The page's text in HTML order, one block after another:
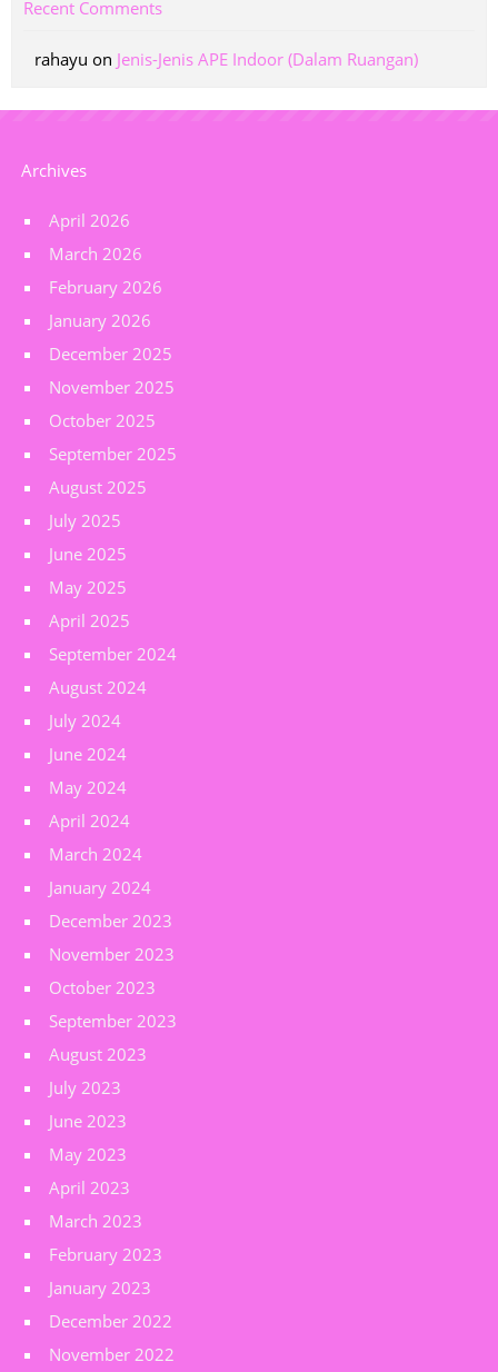
Recent Comments
rahayu on Jenis-Jenis APE Indoor (Dalam Ruangan)
Archives
April 2026
March 2026
February 2026
January 2026
December 2025
November 2025
October 2025
September 2025
August 2025
July 2025
June 2025
May 2025
April 2025
September 2024
August 2024
July 2024
June 2024
May 2024
April 2024
March 2024
January 2024
December 2023
November 2023
October 2023
September 2023
August 2023
July 2023
June 2023
May 2023
April 2023
March 2023
February 2023
January 2023
December 2022
November 2022